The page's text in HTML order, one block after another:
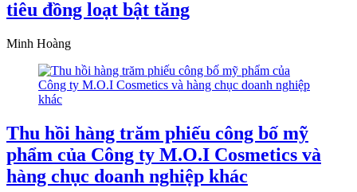
tiêu đồng loạt bật tăng
Minh Hoàng
Thu hồi hàng trăm phiếu công bố mỹ
phẩm của Công ty M.O.I Cosmetics và
hàng chục doanh nghiệp khác